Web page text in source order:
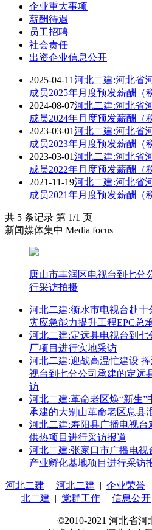
企业重大事项
薪酬待遇
员工招聘
社会责任
出资企业信息公开
2025-04-11河北二建:河北省
成员2025年月度预发薪酬（
2024-08-07河北二建:河北省
成员2024年月度预发薪酬（
2023-03-01河北二建:河北省
成员2023年月度预发薪酬（
2023-03-01河北二建:河北省
成员2022年月度预发薪酬（
2021-11-19河北二建:河北省
成员2021年月度预发薪酬（
共 5 条记录 第 1/1 页
新闻媒体集中 Media focus
唐山市丰润区电视台到七分
行采访拍摄
河北二建:衡水市电视台赴
灾应急能力提升工程EPC总
河北二建:定远县电视台到
厂项目进行实地采访
河北二建:迎战高温忙建设
视台到七分公司承建的定远
访
河北二建:革命老区焕“新生”
承建的大别山革命老区息县
河北二建:寿阳县广播电视
供热项目进行采访报道
河北二建:张家口市广播电
产业孵化基地项目进行采访
河北二建 | 河北二建 | 企业荣誉|
北二建 | 党群工作 | 信息公开
©2010-2021 河北省河